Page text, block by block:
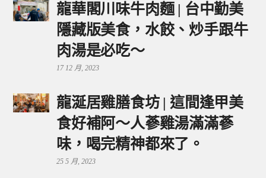
龍華閣川味牛肉麵 | 台中勤美
隱藏版美食，水餃、炒手跟牛
肉湯是必吃～
17 12 月, 2023
龍涎居雞膳食坊 | 這間逢甲美
食好補阿～人蔘雞湯滿滿蔘
味，喝完精神都來了。
25 5 月, 2023